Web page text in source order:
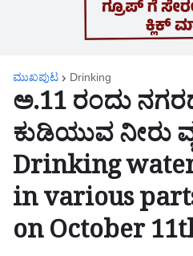
ಮುಖಪುಟ Drinking
ಅ.11 ರಂದು
ಕುಡಿಯುವ ನೀರು
Drinking
in various
on October